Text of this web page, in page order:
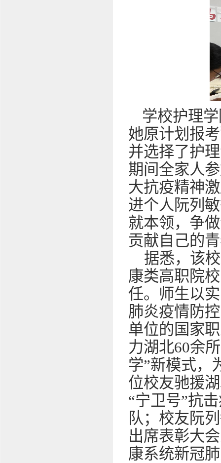
学校护理
她原计划报
并选择了护
期间全家人
大抗疫精神
进个人阮列
就本领，争
贡献自己的
据悉，该
康类高职院
任。师生以
肺炎疫情防
单位的国家
力湖北60余
学”新模式，
位校友驰援
“宁卫号”抗
队；校友阮
出席表彰大
康系统新冠